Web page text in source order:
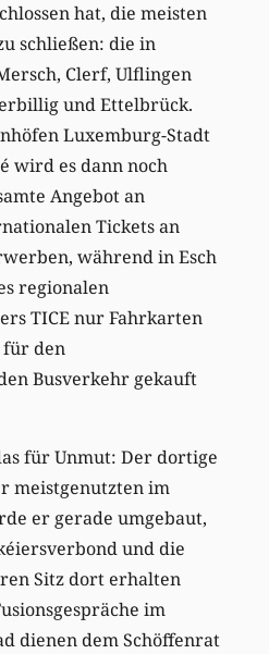
hat, die meisten
schließen: die in
Clerf, Ulflingen
und Ettelbrück.
Luxemburg-Stadt
wird es dann noch
Angebot an
Tickets an
während in Esch
regionalen
TICE nur Fahrkarten
für den
Busverkehr gekauft
für Unmut: Der dortige
meistgenutzten im
er gerade umgebaut,
und die
Sitz dort erhalten
im
dienen dem Schöffenrat